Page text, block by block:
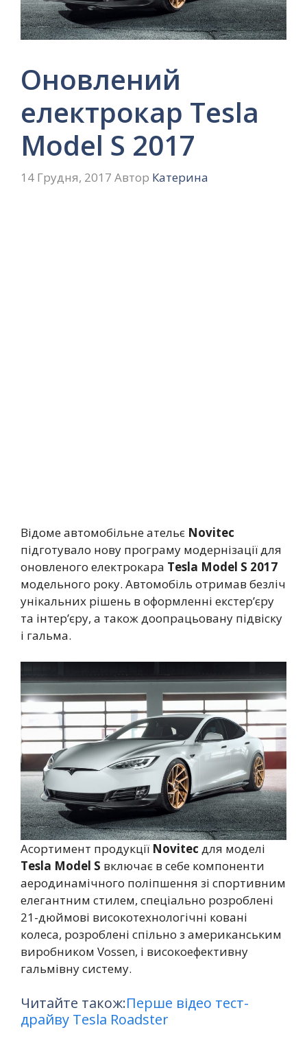
Оновлений
електрокар Tesla
Model S 2017
14 Грудня, 2017 Автор Катерина
Відоме автомобільне ательє Novitec
підготувало нову програму модернізації для
оновленого електрокара Tesla Model S 2017
модельного року. Автомобіль отримав безліч
унікальних рішень в оформленні екстер’єру
та інтер’єру, а також доопрацьовану підвіску
і гальма.
Асортимент продукції Novitec для моделі
Tesla Model S включає в себе компоненти
аеродинамічного поліпшення зі спортивним
елегантним стилем, спеціально розроблені
21-дюймові високотехнологічні ковані
колеса, розроблені спільно з американським
виробником Vossen, і високоефективну
гальмівну систему.
Читайте також:Перше відео тест-
драйву Tesla Roadster